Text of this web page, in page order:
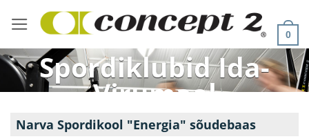
to
content
0
Spordiklubid Ida-
Virumaal
Narva Spordikool "Energia" sõudebaas